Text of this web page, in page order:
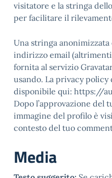
visitatore e la stringa
per facilitare il
Una stringa
indirizzo email
fornita al servizio
usando. La privacy policy
disponibile qui: https://
Dopo l’approvazione del
immagine del profilo è
contesto del tuo
Media